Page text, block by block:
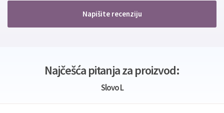
Napišite recenziju
Najčešća pitanja za proizvod:
Slovo L